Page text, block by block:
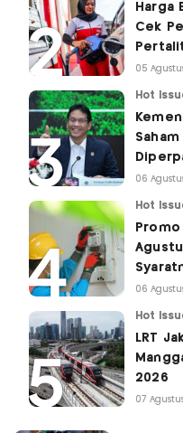
Harga
Cek
05
Hot
06
Hot
06
Hot
LRT
2026
07